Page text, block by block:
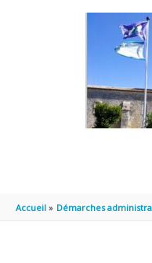
Accueil Démarches